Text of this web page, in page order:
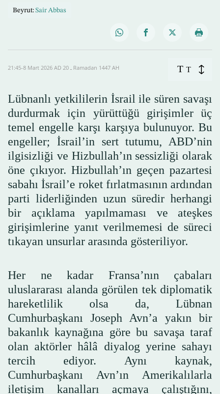
Beyrut: Sair Abbas
21:45-8 Mart 2026 AD ـ 20 Ramadan 1447 AH T T
Lübnanlı yetkililerin İsrail ile süren savaşı
durdurmak için yürüttüğü girişimler üç
temel engelle karşı karşıya bulunuyor. Bu
engeller; İsrail’in sert tutumu, ABD’nin
ilgisizliği ve Hizbullah’ın sessizliği olarak
öne çıkıyor. Hizbullah’ın geçen pazartesi
sabahı İsrail’e roket fırlatmasının ardından
parti liderliğinden uzun süredir herhangi
bir açıklama yapılmaması ve ateşkes
girişimlerine yanıt verilmemesi de süreci
tıkayan unsurlar arasında gösteriliyor.
Her ne kadar Fransa’nın çabaları
uluslararası alanda görülen tek diplomatik
hareketlilik olsa da, Lübnan
Cumhurbaşkanı Joseph Avn’a yakın bir
bakanlık kaynağına göre bu savaşa taraf
olan aktörler hâlâ diyalog yerine sahayı
tercih ediyor. Aynı kaynak,
Cumhurbaşkanı Avn’ın Amerikalılarla
iletişim kanalları açmaya çalıştığını,